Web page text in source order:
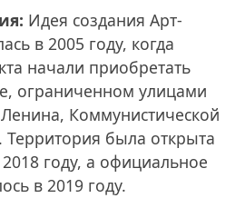
Идея создания Арт-
в 2005 году, когда
начали приобретать
ограниченном улицами
Коммунистической
была открыта
году, а официальное
в 2019 году.